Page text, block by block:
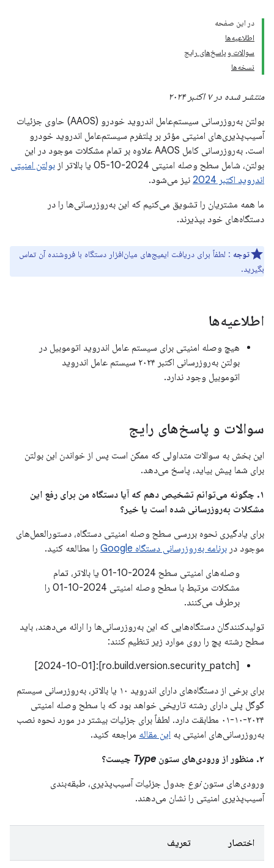
در این صفحه
اطلاعیه‌ها
سوالات و پاسخ‌های رایج
نسخه‌ها
منتشر شده در ۷ اکتبر ۲۰۲۴
بولتن به‌روزرسانی سیستم‌عامل اندروید خودرو (AAOS) حاوی جزئیات
آسیب‌پذیری‌های امنیتی مؤثر بر پلتفرم سیستم‌عامل اندروید خودرو
است. به‌روزرسانی کامل AAOS علاوه بر تمام مشکلات موجود در این
بولتن، شامل سطح وصله امنیتی 2024-10-05 یا بالاتر از
بولتن امنیتی
اندروید اکتبر 2024
نیز می‌شود.
ما همه مشتریان را تشویق می‌کنیم که این به‌روزرسانی‌ها را در
دستگاه‌های خود بپذیرند.
توجه : لطفاً برای دریافت ایمیج‌های میان‌افزار دستگاه با فروشنده آن تماس
بگیرید.
اطلاعیه‌ها
هیچ وصله امنیتی برای سیستم عامل اندروید اتوموبیل در
بولتن به‌روزرسانی اکتبر ۲۰۲۴ سیستم عامل اندروید
اتوموبیل وجود ندارد.
سوالات و پاسخ‌های رایج
این بخش به سوالات متداولی که ممکن است پس از خواندن این بولتن
برای شما پیش بیاید، پاسخ می‌دهد.
۱. چگونه می‌توانم تشخیص دهم که آیا دستگاه من برای رفع این
مشکلات به‌روزرسانی شده است یا خیر؟
برای یادگیری نحوه بررسی سطح وصله امنیتی دستگاه، دستورالعمل‌های
موجود در برنامه به‌روزرسانی دستگاه Google
را مطالعه کنید.
وصله‌های امنیتی سطح 2024-10-01 یا بالاتر، تمام
مشکلات مرتبط با سطح وصله امنیتی 2024-10-01 را
برطرف می‌کنند.
تولیدکنندگان دستگاه‌هایی که این به‌روزرسانی‌ها را ارائه می‌دهند، باید
سطح رشته پچ را روی موارد زیر تنظیم کنند:
[ro.build.version.security_patch]:[2024-10-01]
برای برخی از دستگاه‌های دارای اندروید ۱۰ یا بالاتر، به‌روزرسانی سیستم
گوگل پلی دارای رشته تاریخی خواهد بود که با سطح وصله امنیتی
۲۰۲۴-۱۰-۰۱ مطابقت دارد. لطفاً برای جزئیات بیشتر در مورد نحوه نصب
به‌روزرسانی‌های امنیتی به این مقاله مراجعه کنید.
۲. منظور از ورودی‌های ستون
Type چیست؟
ورودی‌های ستوننوع جدول جزئیات آسیب‌پذیری، طبقه‌بندی
آسیب‌پذیری امنیتی را نشان می‌دهند.
اختصار تعریف